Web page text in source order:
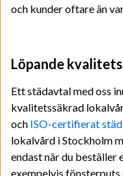
och kunder oftare än
Löpande
Ett städavtal med oss
kvalitetssäkrad
och ISO-certifierat
lokalvård i Stockholm
endast när du beställer
exempelvis